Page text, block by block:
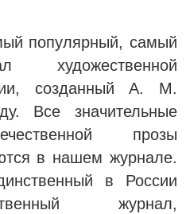
популярный, самый
художественной
созданный А. М.
Все значительные
прозы
в нашем журнале.
в России
журнал,